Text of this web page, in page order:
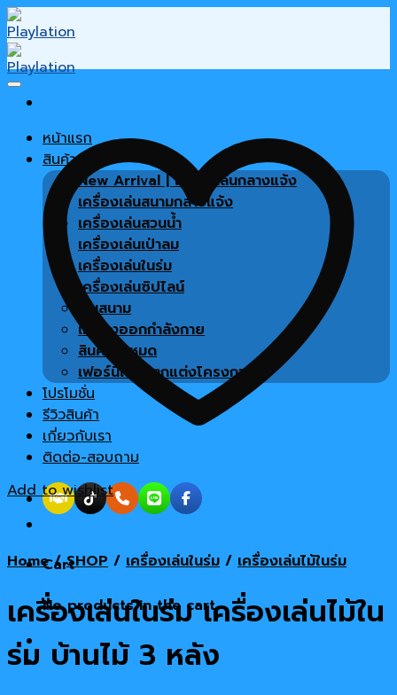
Skip
to
content
หน้าแรก
สินค้า
New Arrival | เครื่องเล่นกลางแจ้ง
เครื่องเล่นสนามกลางแจ้ง
เครื่องเล่นสวนน้ำ
เครื่องเล่นเป่าลม
เครื่องเล่นในร่ม
เครื่องเล่นซิปไลน์
พื้นสนาม
เครื่องออกกำลังกาย
สินค้าทั้งหมด
เฟอร์นิเจอร์ตกแต่งโครงการ
โปรโมชั่น
รีวิวสินค้า
เกี่ยวกับเรา
ติดต่อ-สอบถาม
Cart
No products in the cart.
Add to wishlist
Home / SHOP / เครื่องเล่นในร่ม / เครื่องเล่นไม้ในร่ม
เครื่องเล่นในร่ม เครื่องเล่นไม้ใน
ร่ม บ้านไม้ 3 หลัง